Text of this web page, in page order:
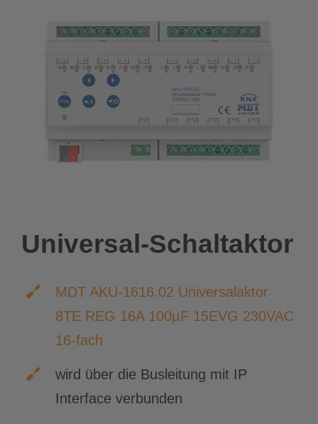
Universal-Schaltaktor
MDT AKU-1616.02 Universalaktor
8TE REG 16A 100µF 15EVG 230VAC
16-fach
wird über die Busleitung mit IP
Interface verbunden